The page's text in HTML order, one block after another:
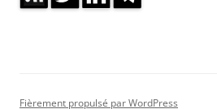
Fièrement propulsé par WordPress